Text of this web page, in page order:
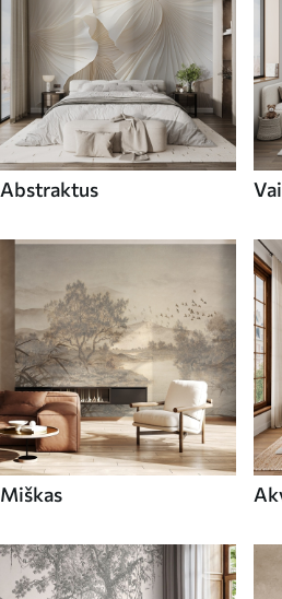
Abstraktus
Miškas